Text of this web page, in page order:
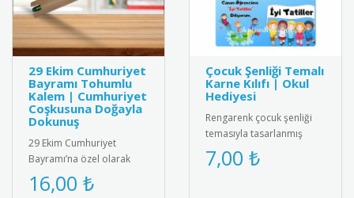
29 Ekim Cumhuriyet
Bayramı Tohumlu
Kalem | Cumhuriyet
Coşkusuna Doğayla
Dokunuş
29 Ekim Cumhuriyet
Bayramı’na özel olarak
tasarlanmış tohumlu
kalem. Kalemin arka
16,00 ₺
Çocuk Şenliği Temalı
Karne Kılıfı | Okul
Hediyesi
Rengarenk çocuk şenliği
temasıyla tasarlanmış
karne kılıfı. Dayanıklı ve
kaliteli malzemeden
7,00 ₺